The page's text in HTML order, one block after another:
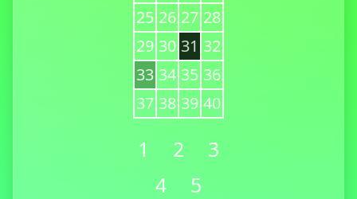
25 26 27 28
29 30 31 32
33 34 35 36
37 38 39 40
1 2
3
4
5